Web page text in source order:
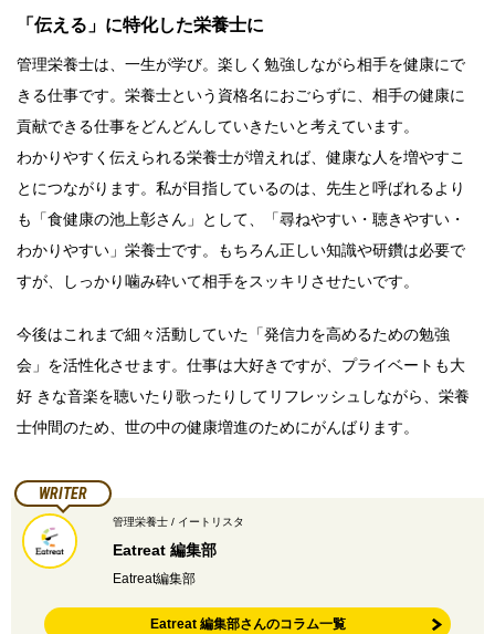
「伝える」に特化した栄養士に
管理栄養士は、一生が学び。楽しく勉強しながら相手を健康にで
きる仕事です。栄養士という資格名におごらずに、相手の健康に
貢献できる仕事をどんどんしていきたいと考えています。
わかりやすく伝えられる栄養士が増えれば、健康な人を増やすこ
とにつながります。私が目指しているのは、先生と呼ばれるより
も「食健康の池上彰さん」として、「尋ねやすい・聴きやすい・
わかりやすい」栄養士です。もちろん正しい知識や研鑽は必要で
すが、しっかり噛み砕いて相手をスッキリさせたいです。
今後はこれまで細々活動していた「発信力を高めるための勉強
会」を活性化させます。仕事は大好きですが、プライベートも大
好 きな音楽を聴いたり歌ったりしてリフレッシュしながら、栄養
士仲間のため、世の中の健康増進のためにがんばります。
WRITER
管理栄養士 / イートリスタ
Eatreat 編集部
Eatreat編集部
Eatreat 編集部さんのコラム一覧